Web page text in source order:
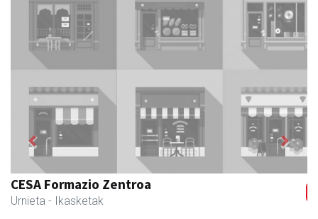
Barn trasteleku eta biltegi txikien alokairua
Urnieta - Trastelekuak
Previous Next